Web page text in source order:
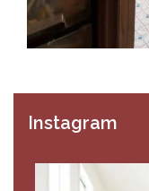
Instagram